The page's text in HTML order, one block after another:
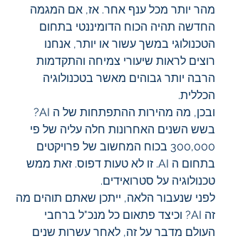
מהר יותר מכל ענף אחר. אז, אם המגמה
החדשה תהיה הכוח הדומיננטי בתחום
הטכנולוגי במשך עשור או יותר, אנחנו
רוצים לראות שיעורי צמיחה והתקדמות
הרבה יותר גבוהים מאשר בטכנולוגיה
הכללית.
ובכן, מה מהירות ההתפתחות של ה AI?
בשש השנים האחרונות חלה עליה של פי
300,000 בכוח המחשוב של פרויקטים
בתחום ה AI. זו לא טעות דפוס. זאת ממש
טכנולוגיה על סטרואידים.
לפני שנעבור הלאה, ייתכן שאתם תוהים מה
זה AI? וכיצד פתאום כל מנכ"ל ברחבי
העולם מדבר על זה, לאחר עשרות שנים